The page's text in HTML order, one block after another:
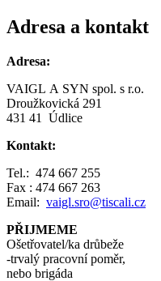
Adresa a kontakt
Adresa:
VAIGL A SYN spol. s r.o.
Droužkovická 291
431 41 Údlice
Kontakt:
Tel.: 474 667 255
Fax : 474 667 263
Email: vaigl.sro@tiscali.cz
PŘIJMEME
Ošetřovatel/ka drůbeže
-trvalý pracovní poměr,
nebo brigáda